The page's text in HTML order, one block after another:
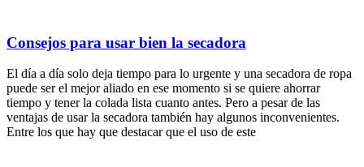
Consejos para usar bien la secadora
El día a día solo deja tiempo para lo urgente y una secadora de ropa
puede ser el mejor aliado en ese momento si se quiere ahorrar
tiempo y tener la colada lista cuanto antes. Pero a pesar de las
ventajas de usar la secadora también hay algunos inconvenientes.
Entre los que hay que destacar que el uso de este